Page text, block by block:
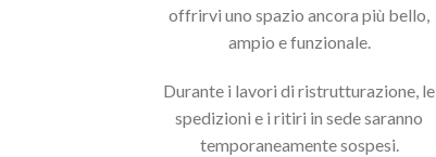
offrirvi uno spazio ancora più bello,
ampio e funzionale.
Durante i lavori di ristrutturazione, le
spedizioni e i ritiri in sede saranno
temporaneamente sospesi.
PUNTA FIAMMA 23 RED